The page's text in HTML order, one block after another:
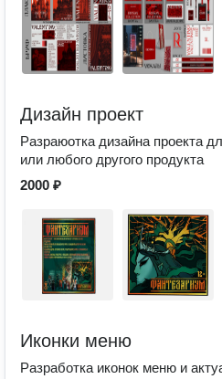
Дизайн проект
Разраюотка дизайна проекта
или любого другого продукта
2000 ₽
Иконки меню
Разработка иконок меню и